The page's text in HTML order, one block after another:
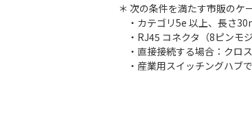
＊ 次の条件を満たす市販のケ
・カテゴリ5e 以上、長さ
・RJ45 コネクタ（8ピンモジ
・直接接続する場合：クロ
・産業用スイッチングハブ